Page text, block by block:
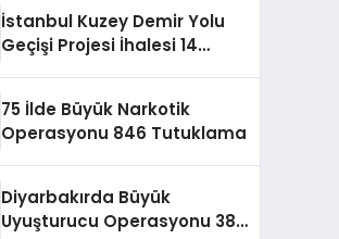
İstanbul Kuzey Demir Yolu
Geçişi Projesi İhalesi 14
75 İlde Büyük Narkotik
Operasyonu 846 Tutuklama
Diyarbakırda Büyük
Uyuşturucu Operasyonu 387